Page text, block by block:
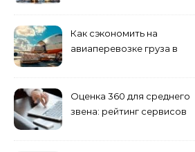
Как сэкономить на
авиаперевозке груза в
Оценка 360 для среднего
звена: рейтинг сервисов